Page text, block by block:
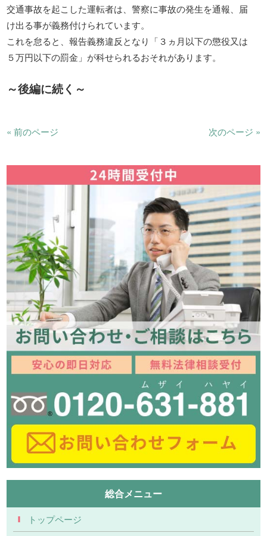
交通事故を起こした運転者は、警察に事故の発生を通報、届
け出る事が義務付けられています。
これを怠ると、報告義務違反となり「３ヵ月以下の懲役又は
５万円以下の罰金」が科せられるおそれがあります。
～後編に続く～
« 前のページ 次のページ »
総合メニュー
トップページ